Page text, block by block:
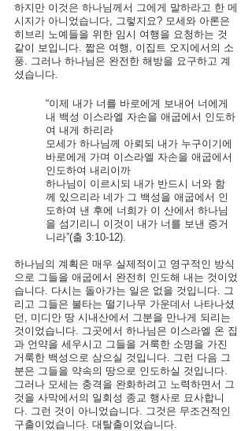
하지만 이것은 하나님께서 그에게 말하라고 한 메
시지가 아니었습니다, 그렇지요? 모세와 아론은
히브리 노예들을 위한 임시 여행을 요청하는 것
같이 보입니다. 짧은 여행, 이집트 오지에서의 소
풍. 그러나 하나님은 완전한 해방을 요구하고 계
셨습니다.
“이제 내가 너를 바로에게 보내어 너에게
내 백성 이스라엘 자손을 애굽에서 인도하
여 내게 하리라
모세가 하나님께 아뢰되 내가 누구이기에
바로에게 가며 이스라엘 자손을 애굽에서
인도하여 내리이까
하나님이 이르시되 내가 반드시 너와 함
께 있으리라 네가 그 백성을 애굽에서 인
도하여 낸 후에 너희가 이 산에서 하나님
을 섬기리니 이것이 내가 너를 보낸 증거
니라”(출 3:10-12).
하나님의 계획은 매우 실제적이고 영구적인 방식
으로 그들을 애굽에서 완전히 인도해 내는 것이었
습니다. 다시는 돌아가는 일은 없을 것입니다. 그
리고 그들은 불타는 떨기나무 가운데서 나타나셨
던, 미디안 땅 시내산에서 그분을 만나게 되리는
것이었습니다. 그곳에서 하나님은 이스라엘 온 집
과 언약을 세우시고 그들을 거룩한 소명을 가진
거룩한 백성으로 삼으실 것입니다. 그런 다음 그
분은 그들을 약속의 땅으로 인도하실 것입니다.
그러나 모세는 충격을 완화하려고 노력하면서 그
것을 사막에서의 일회성 종교 행사로 묘사합니
다. 그런 것이 아니었습니다. 그것은 무조건적인
구출이었습니다. 대탈출이었습니다.